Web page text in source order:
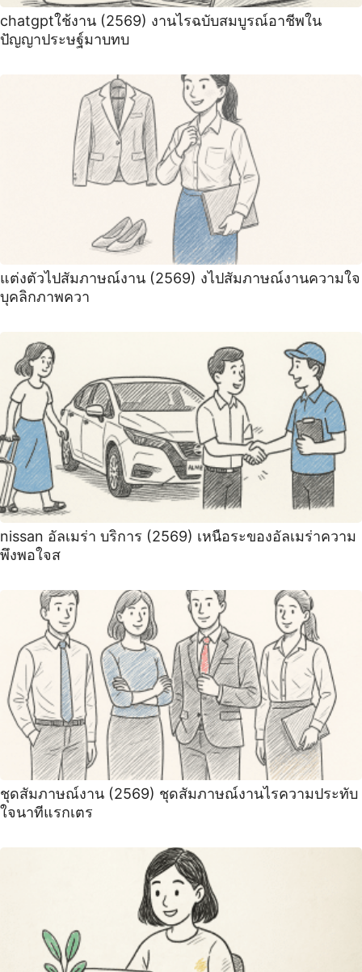
chatgptใช้งาน (2569) งานไรฉบับสมบูรณ์อาชีพใน
ปัญญาประษฐ์มาบทบ
แต่งตัวไปสัมภาษณ์งาน (2569) งไปสัมภาษณ์งานความใจ
บุคลิกภาพควา
nissan อัลเมร่า บริการ (2569) เหนือระของอัลเมร่าความ
พึงพอใจส
ชุดสัมภาษณ์งาน (2569) ชุดสัมภาษณ์งานไรความประทับ
ใจนาทีแรกเตร